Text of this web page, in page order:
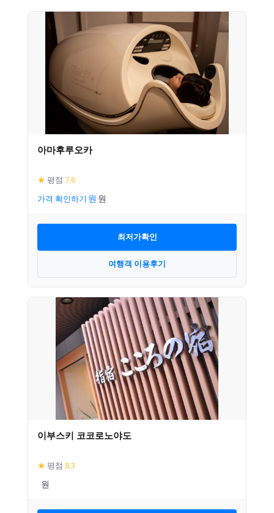
아마후루오카
★ 평점 7.6
가격 확인하기
최저가확인
여행객 이용후기
이부스키 코코로노야도
★ 평점 8.3